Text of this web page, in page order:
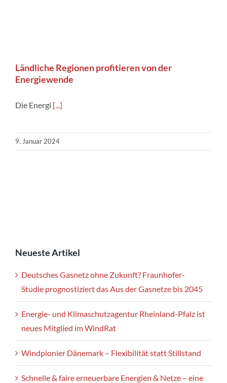
Ländliche Regionen profitieren von der
Energiewende
Die Energi [...]
9. Januar 2024
Neueste Artikel
Deutsches Gasnetz ohne Zukunft? Fraunhofer-
Studie prognostiziert das Aus der Gasnetze bis 2045
Energie- und Klimaschutzagentur Rheinland-Pfalz ist
neues Mitglied im WindRat
Windpionier Dänemark – Flexibilität statt Stillstand
Schnelle & faire erneuerbare Energien & Netze – eine